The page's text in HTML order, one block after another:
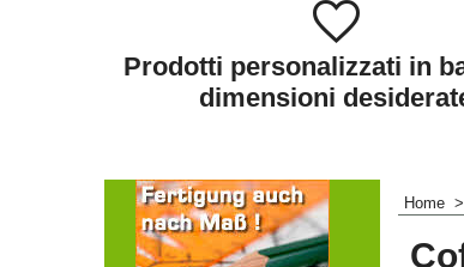
Prodotti personalizzati in
dimensioni
Home >